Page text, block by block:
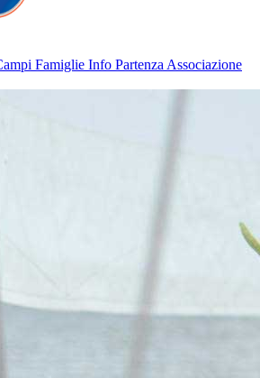
Famiglie Info Partenza Associazione